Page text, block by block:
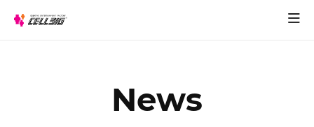
News